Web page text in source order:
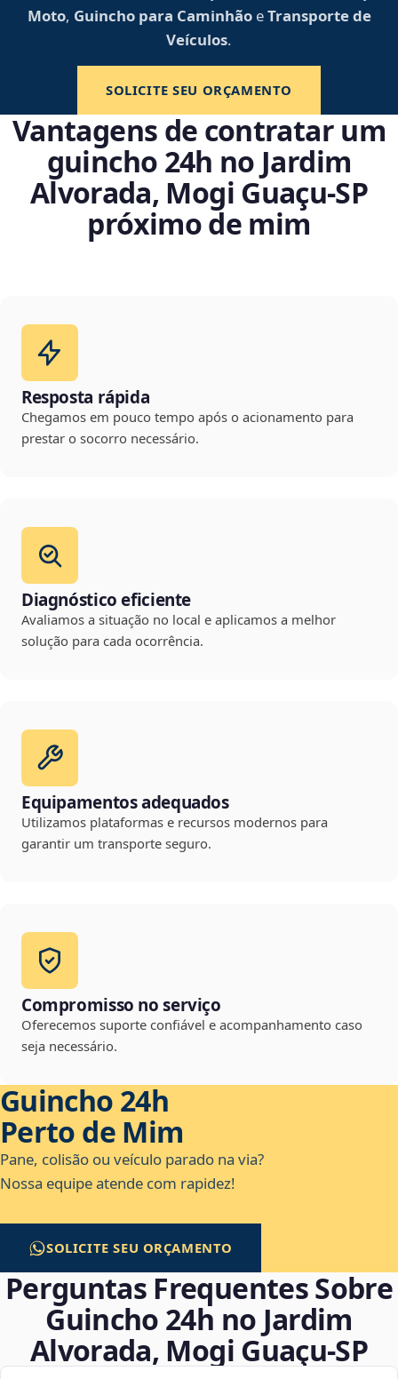
Moto, Guincho para CaminhãoeTransporte de
Veículos.
SOLICITE SEU ORÇAMENTO
Vantagens de contratar um
guincho 24h no Jardim
Alvorada, Mogi Guaçu‑SP
próximo de mim
Resposta rápida
Chegamos em pouco tempo após o acionamento para
prestar o socorro necessário.
Diagnóstico eficiente
Avaliamos a situação no local e aplicamos a melhor
solução para cada ocorrência.
Equipamentos adequados
Utilizamos plataformas e recursos modernos para
garantir um transporte seguro.
Compromisso no serviço
Oferecemos suporte confiável e acompanhamento caso
seja necessário.
Guincho 24h
Perto de Mim
Pane, colisão ou veículo parado na via?
Nossa equipe atende com rapidez!
SOLICITE SEU ORÇAMENTO
Perguntas Frequentes Sobre
Guincho 24h no Jardim
Alvorada, Mogi Guaçu‑SP